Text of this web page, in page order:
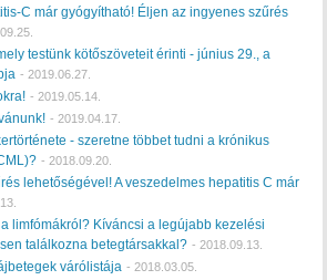
C már gyógyítható! Éljen az ingyenes szűrés
testünk kötőszöveteit érinti - június 29., a
- 2019.06.27.
- 2019.05.14.
- 2019.04.17.
- szeretne többet tudni a krónikus
- 2018.09.20.
lehetőségével! A veszedelmes hepatitis C már
limfómákról? Kíváncsi a legújabb kezelési
találkozna betegtársakkal? - 2018.09.13.
várólistája - 2018.03.05.